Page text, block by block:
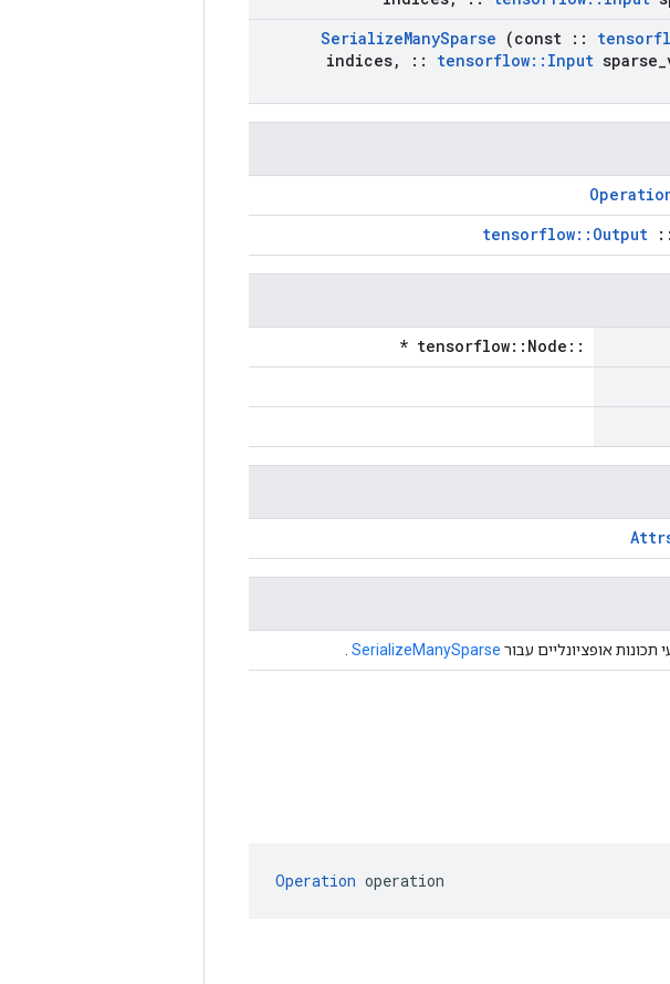
SerializeManySparse (const ::
indices, :: tensorflow:: Input sparse
::
tensorflow::Output
::tensorflow::Node *
תכונות אופציונליים עבור SerializeManySparse
Operation operation